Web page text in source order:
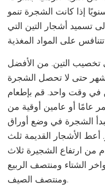
إذا كانت الشجرة تنمو
تسميد أشجار التين التي
تخصيب التين. من الأفضل
حتى لا تحصل الشجرة
في وقت واحد. قم بإطعام
عامًا أو عامين أوقية من
الشجرة في وضع أوراق
أعط الأشجار القديمة ثلث
ارتفاع الشجيرة ثلاث
الشتاء ومنتصف الربيع
ومنتصف الصيف.